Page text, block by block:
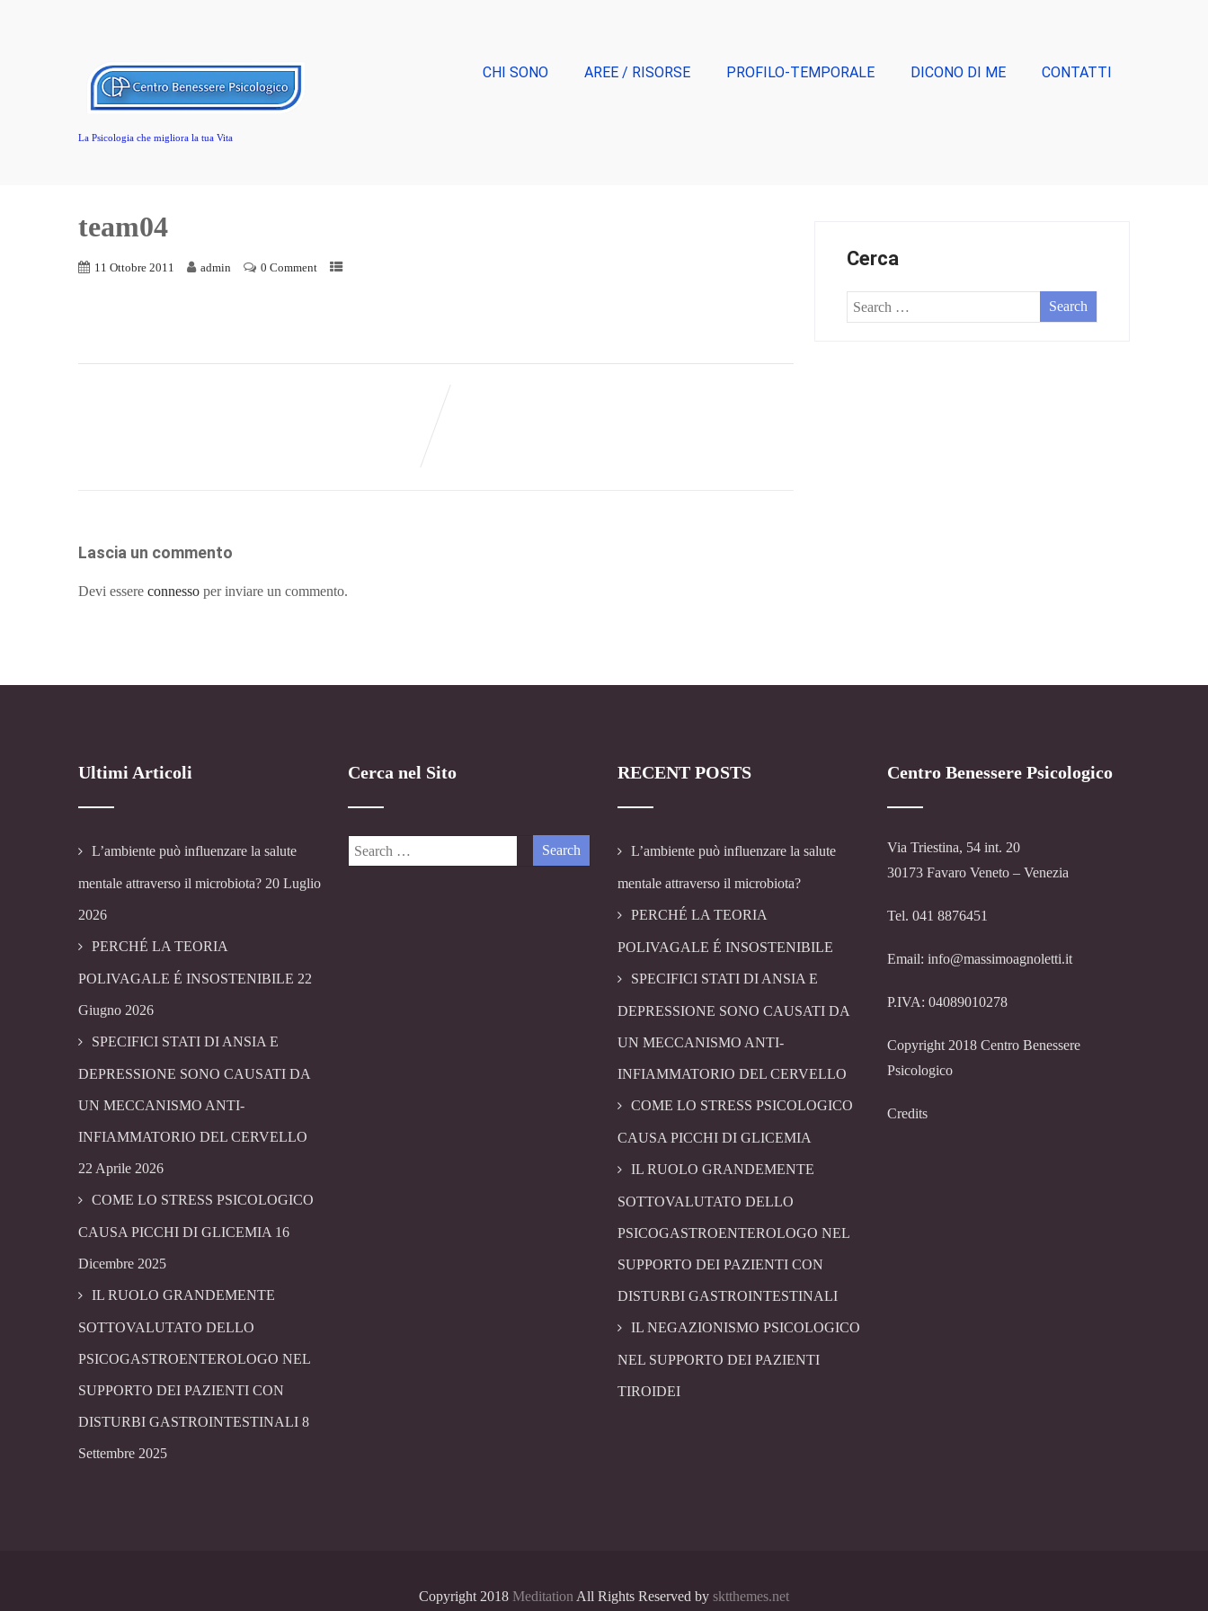
La Psicologia che migliora la tua Vita
CHI SONO AREE / RISORSE PROFILO-TEMPORALE DICONO DI ME CONTATTI
team04
11 Ottobre 2011 admin 0 Comment
Lascia un commento
Devi essere connesso per inviare un commento.
Cerca
Ultimi Articoli
L’ambiente può influenzare la salute
mentale attraverso il microbiota? 20 Luglio
2026
PERCHÉ LA TEORIA
POLIVAGALE É INSOSTENIBILE 22
Giugno 2026
SPECIFICI STATI DI ANSIA E
DEPRESSIONE SONO CAUSATI DA
UN MECCANISMO ANTI-
INFIAMMATORIO DEL CERVELLO
22 Aprile 2026
COME LO STRESS PSICOLOGICO
CAUSA PICCHI DI GLICEMIA 16
Dicembre 2025
IL RUOLO GRANDEMENTE
SOTTOVALUTATO DELLO
PSICOGASTROENTEROLOGO NEL
SUPPORTO DEI PAZIENTI CON
DISTURBI GASTROINTESTINALI 8
Settembre 2025
Cerca nel Sito RECENT POSTS
L’ambiente può influenzare la salute
mentale attraverso il microbiota?
PERCHÉ LA TEORIA
POLIVAGALE É INSOSTENIBILE
SPECIFICI STATI DI ANSIA E
DEPRESSIONE SONO CAUSATI DA
UN MECCANISMO ANTI-
INFIAMMATORIO DEL CERVELLO
COME LO STRESS PSICOLOGICO
CAUSA PICCHI DI GLICEMIA
IL RUOLO GRANDEMENTE
SOTTOVALUTATO DELLO
PSICOGASTROENTEROLOGO NEL
SUPPORTO DEI PAZIENTI CON
DISTURBI GASTROINTESTINALI
IL NEGAZIONISMO PSICOLOGICO
NEL SUPPORTO DEI PAZIENTI
TIROIDEI
Centro Benessere Psicologico
Via Triestina, 54 int. 20
30173 Favaro Veneto – Venezia
Tel. 041 8876451
Email: info@massimoagnoletti.it
P.IVA: 04089010278
Copyright 2018 Centro Benessere
Psicologico
Credits
Copyright 2018 Meditation All Rights Reserved by sktthemes.net